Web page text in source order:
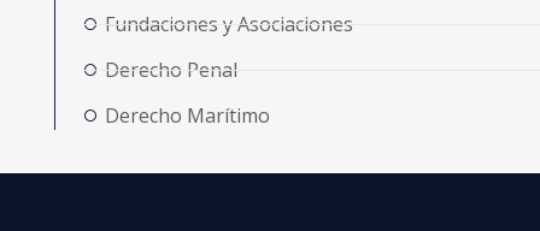
Fundaciones y Asociaciones
Derecho Penal
Derecho Marítimo